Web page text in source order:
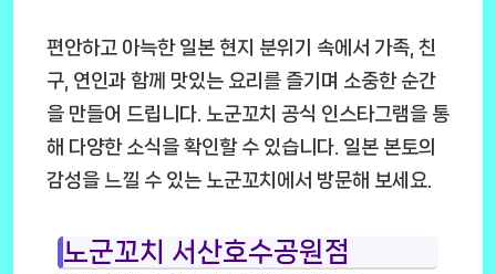
편안하고 아늑한 일본 현지 분위기 속에서 가족, 친
구, 연인과 함께 맛있는 요리를 즐기며 소중한 순간
을 만들어 드립니다. 노군꼬치 공식 인스타그램을 통
해 다양한 소식을 확인할 수 있습니다. 일본 본토의
감성을 느낄 수 있는 노군꼬치에서 방문해 보세요.
노군꼬치 서산호수공원점